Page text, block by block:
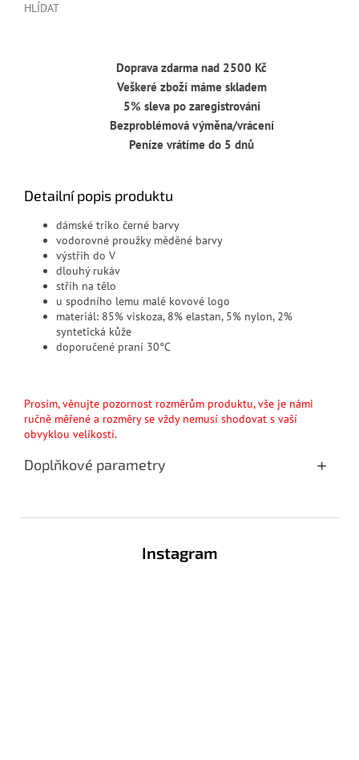
HLÍDAT
Doprava zdarma nad 2500 Kč
Veškeré zboží máme skladem
5% sleva po zaregistrování
Bezproblémová výměna/vrácení
Peníze vrátíme do 5 dnů
Detailní popis produktu
dámské triko černé barvy
vodorovné proužky měděné barvy
výstřih do V
dlouhý rukáv
střih na tělo
u spodního lemu malé kovové logo
materiál: 85% viskoza, 8% elastan, 5% nylon, 2%
syntetická kůže
doporučené praní 30°C
Prosím, věnujte pozornost rozměrům produktu, vše je námi
ručně měřené a rozměry se vždy nemusí shodovat s vaší
obvyklou velikostí.
Doplňkové parametry
Instagram